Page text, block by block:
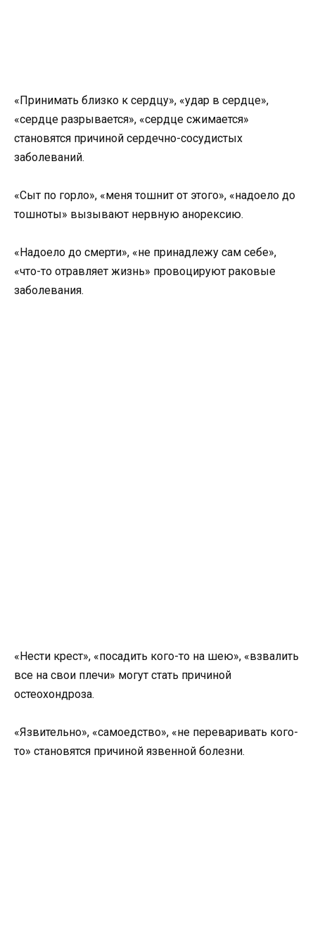
«Принимать близко к сердцу», «удар в сердце»,
«сердце разрывается», «сердце сжимается»
становятся причиной сердечно-сосудистых
заболеваний.
«Сыт по горло», «меня тошнит от этого», «надоело до
тошноты» вызывают нервную анорексию.
«Надоело до смерти», «не принадлежу сам себе»,
«что-то отравляет жизнь» провоцируют раковые
заболевания.
«Нести крест», «посадить кого-то на шею», «взвалить
все на свои плечи» могут стать причиной
остеохондроза.
«Язвительно», «самоедство», «не переваривать кого-
то» становятся причиной язвенной болезни.